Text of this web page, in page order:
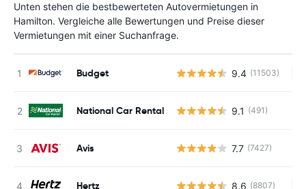
Unten stehen die bestbewerteten Autovermietungen in
Hamilton. Vergleiche alle Bewertungen und Preise dieser
Vermietungen mit einer Suchanfrage.
Budget 9.4 (11503)
National Car Rental 9.1 (491)
Avis 7.7 (7427)
Hertz 8.6 (8807)